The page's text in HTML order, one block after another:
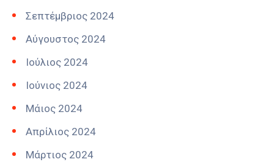
Σεπτέμβριος 2024
Αύγουστος 2024
Ιούλιος 2024
Ιούνιος 2024
Μάιος 2024
Απρίλιος 2024
Μάρτιος 2024